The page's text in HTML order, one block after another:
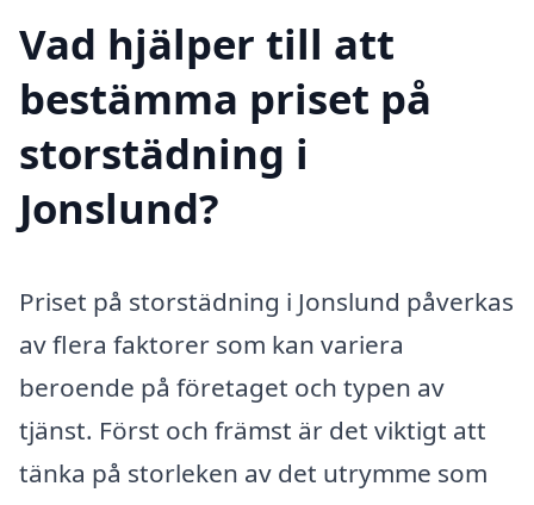
Vad hjälper till att
bestämma priset på
storstädning i
Jonslund?
Priset på storstädning i Jonslund påverkas
av flera faktorer som kan variera
beroende på företaget och typen av
tjänst. Först och främst är det viktigt att
tänka på storleken av det utrymme som